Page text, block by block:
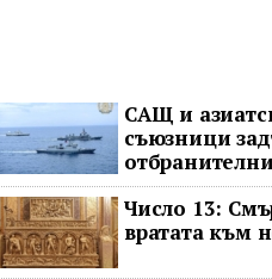
САЩ и
съюзници
срещу Китай
Число 13:
вратата към